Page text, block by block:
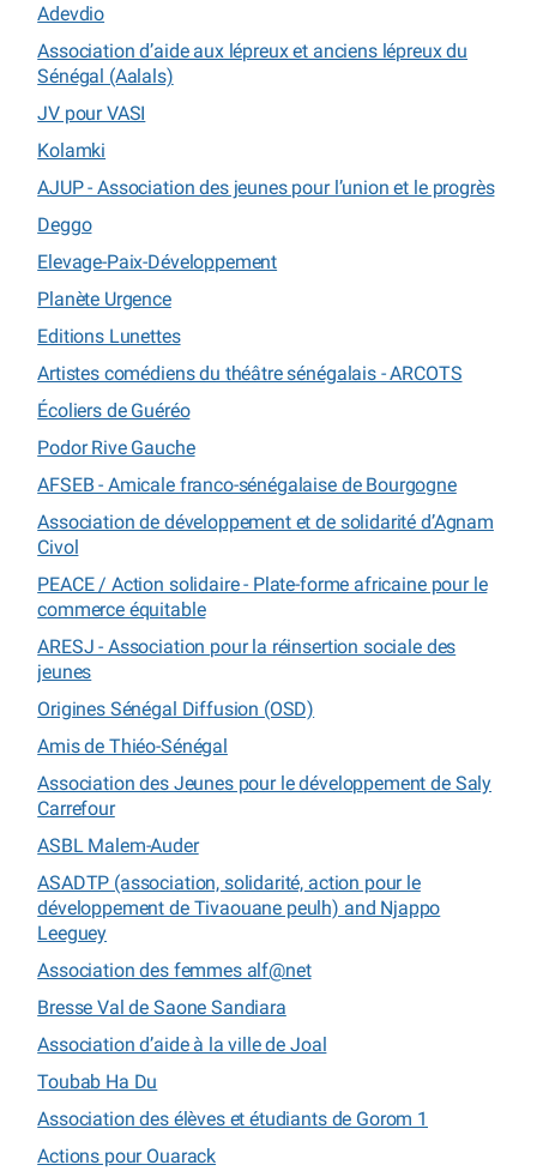
Adevdio
Association d’aide aux lépreux et anciens lépreux du
Sénégal (Aalals)
JV pour VASI
Kolamki
AJUP - Association des jeunes pour l’union et le progrès
Deggo
Elevage-Paix-Développement
Planète Urgence
Editions Lunettes
Artistes comédiens du théâtre sénégalais - ARCOTS
Écoliers de Guéréo
Podor Rive Gauche
AFSEB - Amicale franco-sénégalaise de Bourgogne
Association de développement et de solidarité d’Agnam
Civol
PEACE / Action solidaire - Plate-forme africaine pour le
commerce équitable
ARESJ - Association pour la réinsertion sociale des
jeunes
Origines Sénégal Diffusion (OSD)
Amis de Thiéo-Sénégal
Association des Jeunes pour le développement de Saly
Carrefour
ASBL Malem-Auder
ASADTP (association, solidarité, action pour le
développement de Tivaouane peulh) and Njappo
Leeguey
Association des femmes alf@net
Bresse Val de Saone Sandiara
Association d’aide à la ville de Joal
Toubab Ha Du
Association des élèves et étudiants de Gorom 1
Actions pour Ouarack